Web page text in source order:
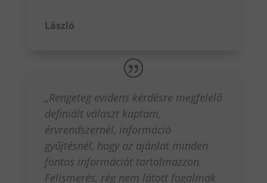
László
„Rengeteg evidens kérdésre megfelelő
definiált választ kaptam,
érvrendszernél, információ
gyűjtésnél, hogy az ajánlat minden
fontos információt tartalmazzon.
Felismerés, rég nem látott fogalmak